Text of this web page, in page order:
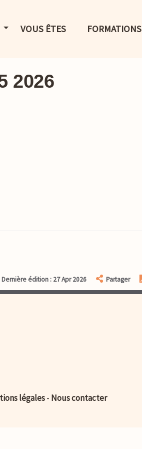
AFFICHER LE MENU
VOUS ÊTES FORMATIONS
2026
Dernière édition : 27 Apr 2026 Partager
légales- Nous contacter